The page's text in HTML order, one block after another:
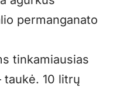
permanganato
tinkamiausias
taukė. 10 litrų